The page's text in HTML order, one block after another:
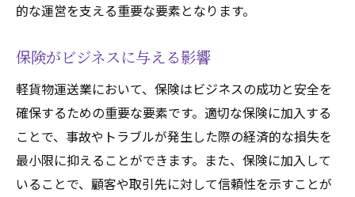
的な運営を支える重要な要素となります。
保険がビジネスに与える影響
軽貨物運送業において、保険はビジネスの成功と安全を
確保するための重要な要素です。適切な保険に加入する
ことで、事故やトラブルが発生した際の経済的な損失を
最小限に抑えることができます。また、保険に加入して
いることで、顧客や取引先に対して信頼性を示すことが